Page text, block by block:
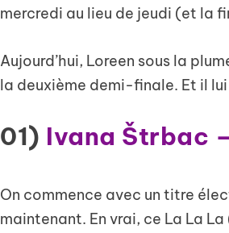
mercredi au lieu de jeudi (et la
Aujourd’hui, Loreen sous la
la deuxième demi-finale. Et il
01) Ivana Štrbac –
On commence avec un titre
maintenant. En vrai, ce La La